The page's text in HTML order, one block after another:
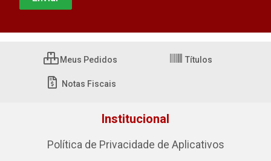
Meus Pedidos Títulos
Notas Fiscais
Institucional
Política de Privacidade de Aplicativos